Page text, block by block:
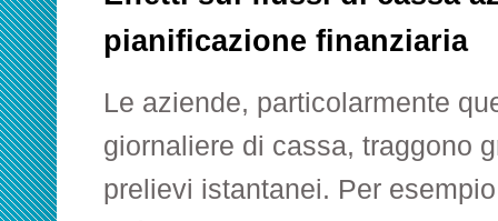
pianificazione finanziaria
Le aziende, particolarmente
giornaliere di cassa, traggono
prelievi istantanei. Per